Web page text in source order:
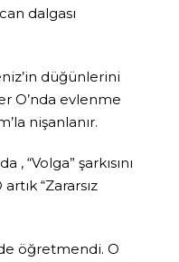
dalgası
düğünlerini
O’nda evlenme
nişanlanır.
, “Volga” şarkısını
“Zararsız
öğretmendi. O